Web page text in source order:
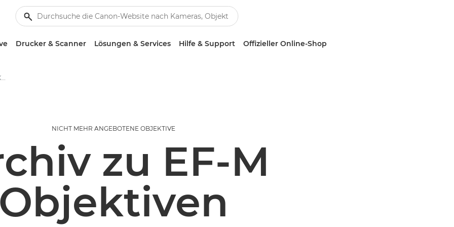
Drucker & Scanner Lösungen & Services Hilfe & Support Offizieller Online-Shop
EF-M Objektive - Objektive - Kamera- & Foto-Objektive
NICHT MEHR ANGEBOTENE OBJEKTIVE
zu EF-M